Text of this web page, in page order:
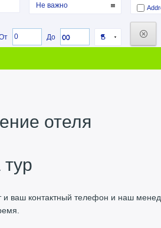
отеля
и ваш контактный телефон и наш